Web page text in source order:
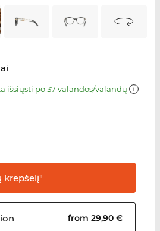
išsiųsti po 37 valandos/valandų
krepšelį"
from 29,90 €